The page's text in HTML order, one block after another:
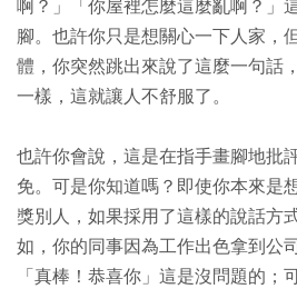
啊？」「你屋裡怎麼這麼亂啊？」
腳。也許你只是想關心一下人家，
體，你突然跳出來說了這麼一句話
一樣，這就讓人不舒服了。
也許你會說，這是在指手畫腳地批
免。可是你知道嗎？即使你本來是
獎別人，如果採用了這樣的說話方
如，你的同事因為工作出色拿到公
「真棒！恭喜你」這是沒問題的；